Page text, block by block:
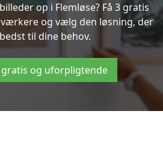
op i Flemløse? Få 3 gratis
og vælg den løsning, der
til dine behov.
gratis og uforpligtende